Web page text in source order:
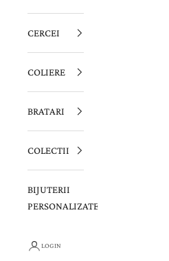
CERCEI
COLIERE
BRATARI
COLECTII
BIJUTERII
PERSONALIZATE
LOGIN